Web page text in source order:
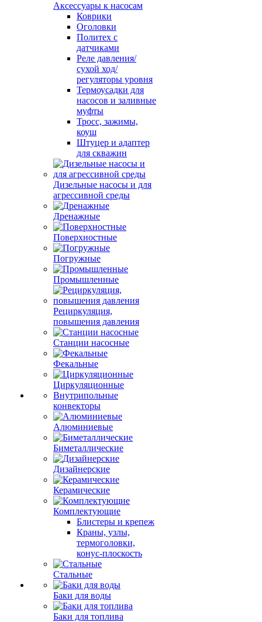
Аксессуары к насосам
Коврики
Оголовки
Политех с
датчиками
Реле давления/
сухой ход/
регуляторы уровня
Термоусадки для
насосов и заливные
муфты
Тросс, зажимы,
коуш
Штуцер и адаптер
для скважин
Дизельные насосы и для
агрессивной среды
Дренажные
Поверхностные
Погружные
Промышленные
Рециркуляция,
повышения давления
Станции насосные
Фекальные
Циркуляционные
Внутрипольные
конвекторы
Алюминиевые
Биметаллические
Дизайнерские
Керамические
Комплектующие
Блистеры и крепеж
Краны, узлы,
термоголовки,
конус-плоскость
Стальные
Баки для воды
Баки для топлива